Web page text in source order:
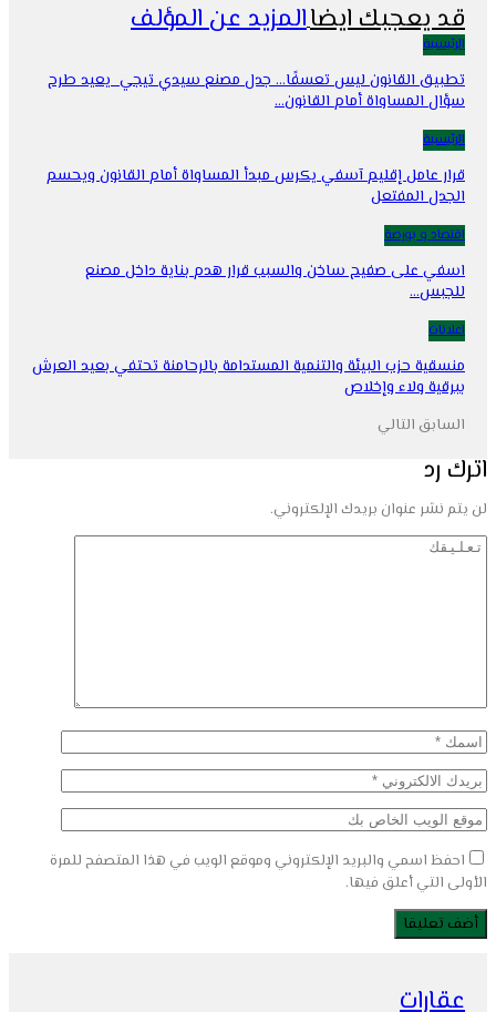
قد يعجبك ايضاالمزيد عن المؤلف
الرئيسية
تطبيق القانون ليس تعسفًا… جدل مصنع سيدي تيجي يعيد طرح
سؤال المساواة أمام القانون…
الرئيسية
قرار عامل إقليم آسفي يكرس مبدأ المساواة أمام القانون ويحسم
الجدل المفتعل
اقتصاد و بورصة
اسفي على صفيح ساخن والسبب قرار هدم بناية داخل مصنع
للجبس…
اعلانات
منسقية حزب البيئة والتنمية المستدامة بالرحامنة تحتفي بعيد العرش
ببرقية ولاء وإخلاص
السابق التالي
اترك رد
لن يتم نشر عنوان بريدك الإلكتروني.
احفظ اسمي والبريد الإلكتروني وموقع الويب في هذا المتصفح للمرة
الأولى التي أعلق فيها.
عقارات